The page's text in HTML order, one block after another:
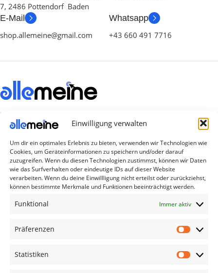
Einwilligung verwalten
Um dir ein optimales Erlebnis zu bieten, verwenden wir Technologien wie
Cookies, um Geräteinformationen zu speichern und/oder darauf
zuzugreifen. Wenn du diesen Technologien zustimmst, können wir Daten
wie das Surfverhalten oder eindeutige IDs auf dieser Website
verarbeiten. Wenn du deine Einwillligung nicht erteilst oder zurückziehst,
können bestimmte Merkmale und Funktionen beeinträchtigt werden.
Funktional Immer aktiv
Präferenzen
Statistiken
7, 2486 Pottendorf Baden
E-Mail
shop.allemeine@gmail.com
Whatsapp
+43 660 491 7716
Die Produkte, die Sie wünschen, aber nicht
erreichen können, sind gleichzeitig mit der
Abonnieren Sie uns
Kategorien
TV Zubehör
Airpod Zubehör